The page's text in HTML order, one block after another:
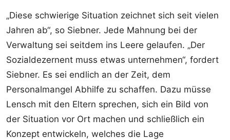
„Diese schwierige Situation zeichnet sich seit vielen
Jahren ab“, so Siebner. Jede Mahnung bei der
Verwaltung sei seitdem ins Leere gelaufen. „Der
Sozialdezernent muss etwas unternehmen“, fordert
Siebner. Es sei endlich an der Zeit, dem
Personalmangel Abhilfe zu schaffen. Dazu müsse
Lensch mit den Eltern sprechen, sich ein Bild von
der Situation vor Ort machen und schließlich ein
Konzept entwickeln, welches die Lage